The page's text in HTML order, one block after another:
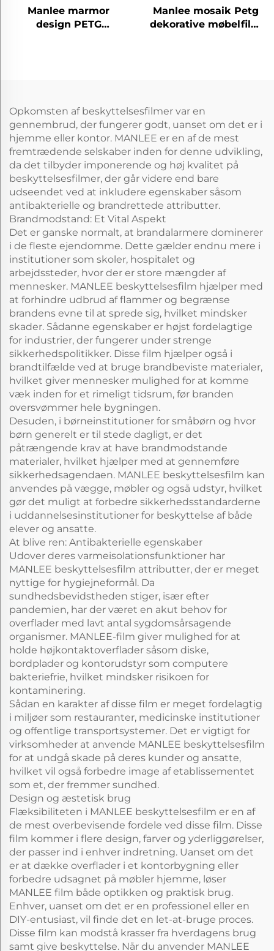
Manlee marmor
design PETG
Manlee mosaik Petg
dekorative møbelfilm
Opkomsten af beskyttelsesfilmer var en
gennembrud, der fungerer godt, uanset om det er i
hjemme eller kontor. MANLEE er en af de mest
fremtrædende selskaber inden for denne udvikling,
da det tilbyder imponerende og høj kvalitet på
beskyttelsesfilmer, der går videre end bare
udseendet ved at inkludere egenskaber såsom
antibakterielle og brandrettede attributter.
Brandmodstand: Et Vital Aspekt
Det er ganske normalt, at brandalarmere dominerer
i de fleste ejendomme. Dette gælder endnu mere i
institutioner som skoler, hospitalet og
arbejdssteder, hvor der er store mængder af
mennesker. MANLEE beskyttelsesfilm hjælper med
at forhindre udbrud af flammer og begrænse
brandens evne til at sprede sig, hvilket mindsker
skader. Sådanne egenskaber er højst fordelagtige
for industrier, der fungerer under strenge
sikkerhedspolitikker. Disse film hjælper også i
brandtilfælde ved at bruge brandbeviste materialer,
hvilket giver mennesker mulighed for at komme
væk inden for et rimeligt tidsrum, før branden
oversvømmer hele bygningen.
Desuden, i børneinstitutioner for småbørn og hvor
børn generelt er til stede dagligt, er det
påtrængende krav at have brandmodstande
materialer, hvilket hjælper med at gennemføre
sikkerhedsagendaen. MANLEE beskyttelsesfilm kan
anvendes på vægge, møbler og også udstyr, hvilket
gør det muligt at forbedre sikkerhedsstandarderne
i uddannelsesinstitutioner for beskyttelse af både
elever og ansatte.
At blive ren: Antibakterielle egenskaber
Udover deres varmeisolationsfunktioner har
MANLEE beskyttelsesfilm attributter, der er meget
nyttige for hygiejneformål. Da
sundhedsbevidstheden stiger, især efter
pandemien, har der været en akut behov for
overflader med lavt antal sygdomsårsagende
organismer. MANLEE-film giver mulighed for at
holde højkontaktoverflader såsom diske,
bordplader og kontorudstyr som computere
bakteriefrie, hvilket mindsker risikoen for
kontaminering.
Sådan en karakter af disse film er meget fordelagtig
i miljøer som restauranter, medicinske institutioner
og offentlige transportsystemer. Det er vigtigt for
virksomheder at anvende MANLEE beskyttelsesfilm
for at undgå skade på deres kunder og ansatte,
hvilket vil også forbedre image af etablissementet
som et, der fremmer sundhed.
Design og æstetisk brug
Flæksibiliteten i MANLEE beskyttelsesfilm er en af
de mest overbevisende fordele ved disse film. Disse
film kommer i flere design, farver og yderliggørelser,
der passer ind i enhver indretning. Uanset om det
er at dække overflader i et kontorbygning eller
forbedre udsagnet på møbler hjemme, løser
MANLEE film både optikken og praktisk brug.
Enhver, uanset om det er en professionel eller en
DIY-entusiast, vil finde det en let-at-bruge proces.
Disse film kan modstå krasser fra hverdagens brug
samt give beskyttelse. Når du anvender MANLEE